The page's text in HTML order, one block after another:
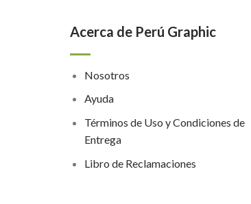
Acerca de Perú Graphic
Nosotros
Ayuda
Términos de Uso y Condiciones de
Entrega
Libro de Reclamaciones